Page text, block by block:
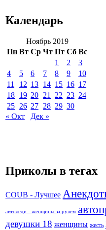
Календарь
Ноябрь 2019
Пн Вт Ср Чт Пт Сб Вс
1
2
3
4
5 6 7 8 9
10
11
12 13 14 15 16 17
18 19 20 21 22 23 24
25 26 27 28 29 30
« Окт
Дек »
Приколы в тегах
COUB - Лучшее
автоледи - женщины за рулем
девушки 18 женщины жесть